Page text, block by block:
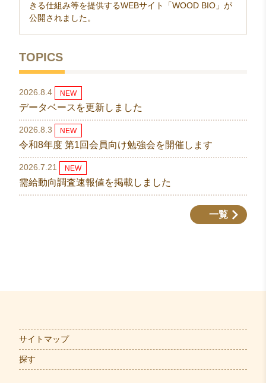
きる仕組み等を提供するWEBサイト「WOOD BIO」が
公開されました。
TOPICS
2026.8.4 NEW
データベースを更新しました
2026.8.3 NEW
令和8年度 第1回会員向け勉強会を開催します
2026.7.21 NEW
需給動向調査速報値を掲載しました
一覧
サイトマップ
探す